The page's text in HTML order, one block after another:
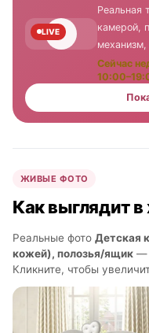
LIVE
Реальная
камерой,
механизм,
Сейчас
ЖИВЫЕ ФОТО
Как выглядит
Реальные фото Детская
кожей), полозья/ящик —
Кликните, чтобы